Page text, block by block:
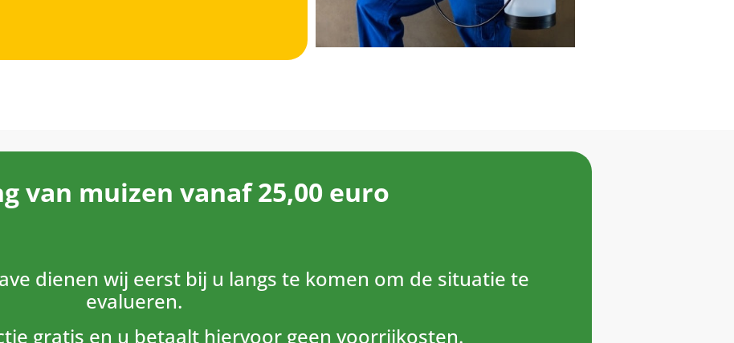
van muizen vanaf 25,00 euro
dienen wij eerst bij u langs te komen om de situatie te
evalueren.
gratis en u betaalt hiervoor geen voorrijkosten.